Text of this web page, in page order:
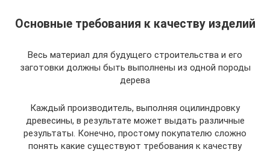
Основные требования к качеству изделий
Весь материал для будущего строительства и его
заготовки должны быть выполнены из одной породы
дерева
Каждый производитель, выполняя оцилиндровку
древесины, в результате может выдать различные
результаты. Конечно, простому покупателю сложно
понять какие существуют требования к качеству